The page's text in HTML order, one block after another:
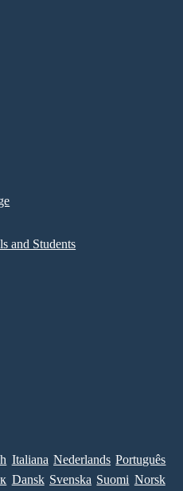
and Students
Italiana Nederlands Português
Dansk Svenska Suomi Norsk